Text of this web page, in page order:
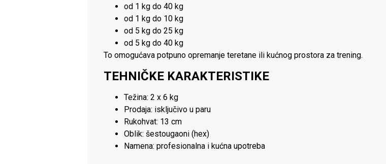
od 1 kg do 40 kg
od 1 kg do 10 kg
od 5 kg do 25 kg
od 5 kg do 40 kg
To omogućava potpuno opremanje teretane ili kućnog prostora za trening.
TEHNIČKE KARAKTERISTIKE
Težina: 2 x 6 kg
Prodaja: isključivo u paru
Rukohvat: 13 cm
Oblik: šestougaoni (hex)
Namena: profesionalna i kućna upotreba